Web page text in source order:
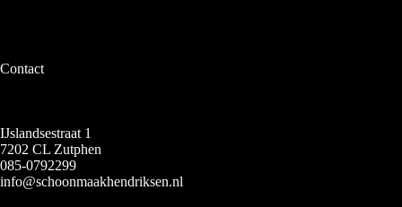
Contact
IJslandsestraat 1
7202 CL Zutphen
085-0792299
info@schoonmaakhendriksen.nl